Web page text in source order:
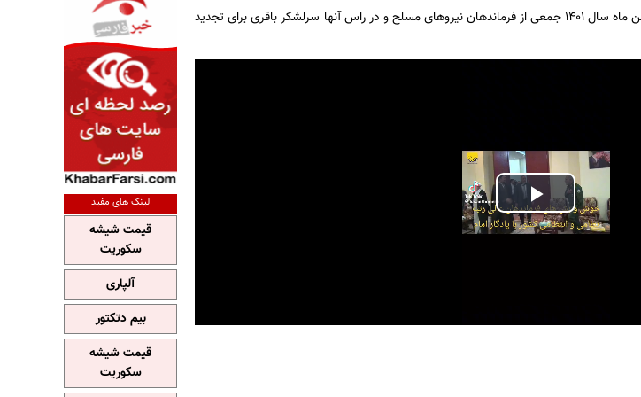
شهدای گمنام، بهمن ماه سال ۱۴۰۱ جمعی از فرماندهان نیروهای مسلح و در راس آنها سرلشکر باقری برای تجدید
Play
لینک های مفید
قیمت شیشه
سکوریت
آلپاری
بیم دتکتور
قیمت شیشه
سکوریت